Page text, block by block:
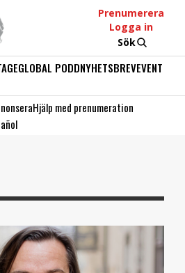
Prenumerera
Logga in
Sök
GLOBAL PODDNYHETSBREVEVENT
Hjälp med prenumeration